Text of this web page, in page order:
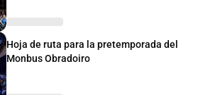
Hoja de ruta para la pretemporada del
Monbus Obradoiro